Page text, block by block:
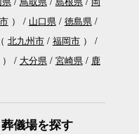
） 山口県
徳島県
北九州市 福岡市）
大分県 宮崎県
鹿
儀場を探す